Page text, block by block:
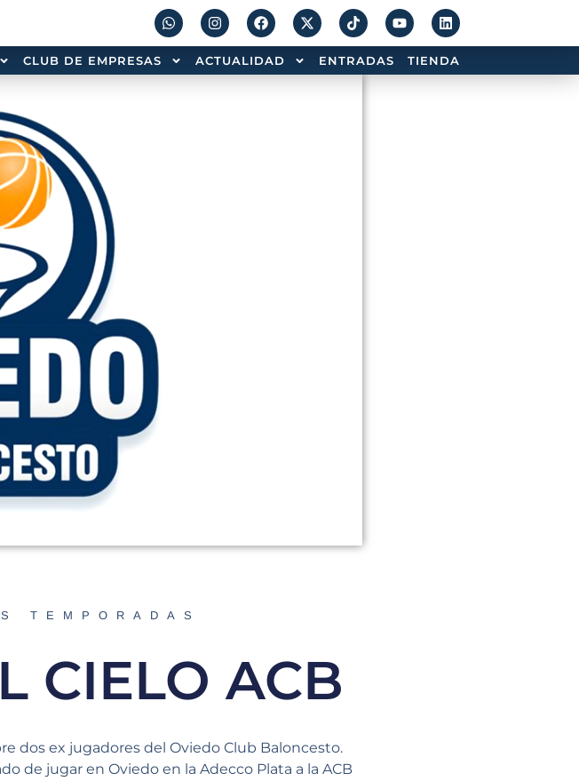
CLUB DE EMPRESAS ACTUALIDAD ENTRADAS TIENDA
TEMPORADAS
CIELO ACB
dos ex jugadores del Oviedo Club Baloncesto.
de jugar en Oviedo en la Adecco Plata a la ACB